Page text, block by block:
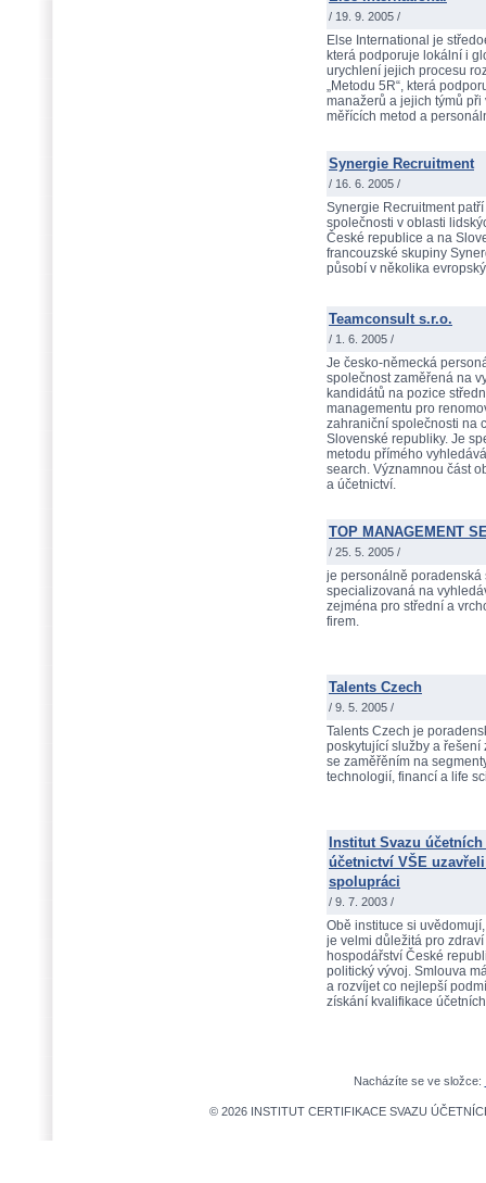
/ 19. 9. 2005 /
Else International je
která podporuje lokální i
urychlení jejich procesu
„Metodu 5R“, která
manažerů a jejich týmů při
měřících metod a
Synergie Recruitment
/ 16. 6. 2005 /
Synergie Recruitment
společnosti v oblasti
České republice a na
francouzské skupiny
působí v několika
Teamconsult s.r.o.
/ 1. 6. 2005 /
Je česko-německá
společnost zaměřená na
kandidátů na pozice
managementu pro
zahraniční společnosti na
Slovenské republiky. Je
metodu přímého
search. Významnou část
a účetnictví.
TOP MANAGEMENT
/ 25. 5. 2005 /
je personálně poradenská
specializovaná na
zejména pro střední a
firem.
Talents Czech
/ 9. 5. 2005 /
Talents Czech je
poskytující služby a řešení
se zaměřěním na
technologií, financí a life
Institut Svazu
účetnictví VŠE
spolupráci
/ 9. 7. 2003 /
Obě instituce si
je velmi důležitá pro
hospodářství České
politický vývoj. Smlouva
a rozvíjet co nejlepší
získání kvalifikace
Nacházíte se ve složce:
© 2026 INSTITUT CERTIFIKACE SVAZU